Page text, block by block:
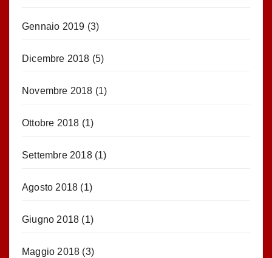
Gennaio 2019 (3)
Dicembre 2018 (5)
Novembre 2018 (1)
Ottobre 2018 (1)
Settembre 2018(1)
Agosto 2018 (1)
Giugno 2018 (1)
Maggio 2018 (3)